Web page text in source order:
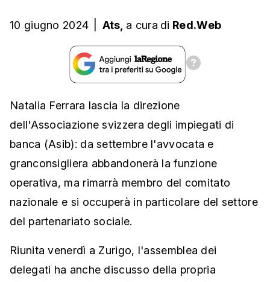
10 giugno 2024 Ats, a cura di Red.Web
Natalia Ferrara lascia la direzione
dell'Associazione svizzera degli impiegati di
banca (Asib): da settembre l'avvocata e
granconsigliera abbandonerà la funzione
operativa, ma rimarrà membro del comitato
nazionale e si occuperà in particolare del settore
del partenariato sociale.
Riunita venerdì a Zurigo, l'assemblea dei
delegati ha anche discusso della propria